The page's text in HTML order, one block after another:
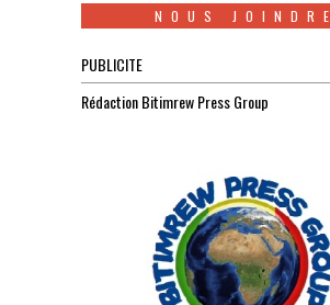
NOUS JOINDRE
PUBLICITE
Rédaction Bitimrew Press Group